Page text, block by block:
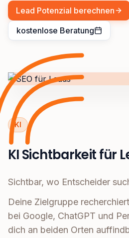
Lead Potenzial berechnen
kostenlose Beratung
KI
KI Sichtbarkeit für
Sichtbar, wo Entscheider
Deine Zielgruppe
bei Google, ChatGPT und
dich an beiden Orten